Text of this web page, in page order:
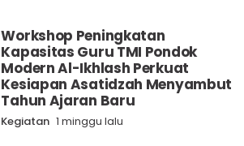
Workshop Peningkatan
Kapasitas Guru TMI Pondok
Modern Al-Ikhlash Perkuat
Kesiapan Asatidzah Menyambut
Tahun Ajaran Baru
Kegiatan 1 minggu lalu